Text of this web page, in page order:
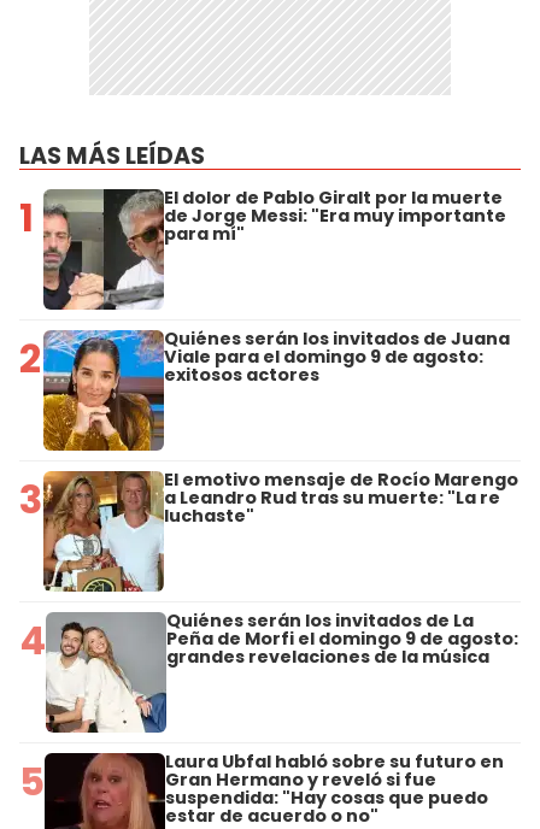
LAS MÁS LEÍDAS
1 El dolor de Pablo Giralt por la muerte
de Jorge Messi: "Era muy importante
para mí"
2 Quiénes serán los invitados de Juana
Viale para el domingo 9 de agosto:
exitosos actores
3 El emotivo mensaje de Rocío Marengo
a Leandro Rud tras su muerte: "La re
luchaste"
4 Quiénes serán los invitados de La
Peña de Morfi el domingo 9 de agosto:
grandes revelaciones de la música
5 Laura Ubfal habló sobre su futuro en
Gran Hermano y reveló si fue
suspendida: "Hay cosas que puedo
estar de acuerdo o no"